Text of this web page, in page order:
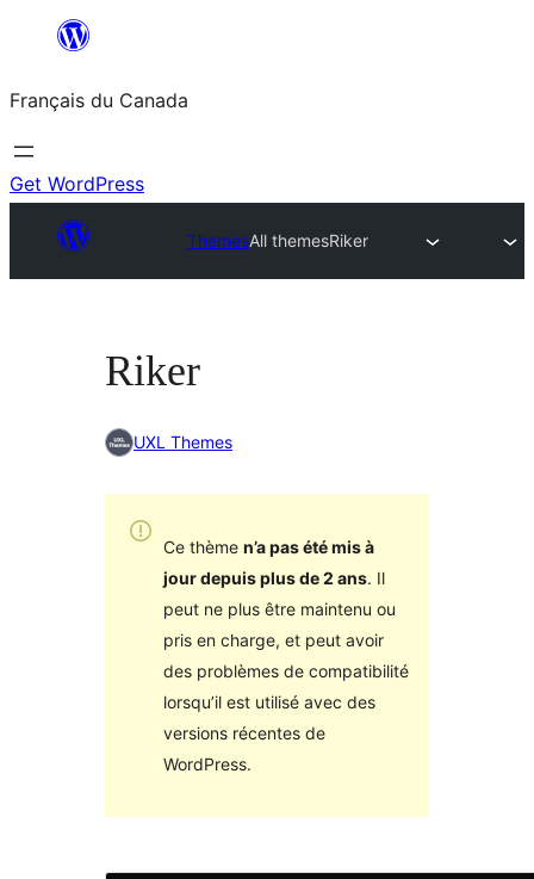
contenu
Français du Canada
Get WordPress
ThemesAll themesRiker
Riker
UXL Themes
Ce thème n’a pas été mis à
jour depuis plus de 2 ans. Il
peut ne plus être maintenu ou
pris en charge, et peut avoir
des problèmes de compatibilité
lorsqu’il est utilisé avec des
versions récentes de
WordPress.